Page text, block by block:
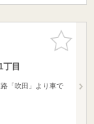
お気に入
りに追加
丁目
「吹田」より車で